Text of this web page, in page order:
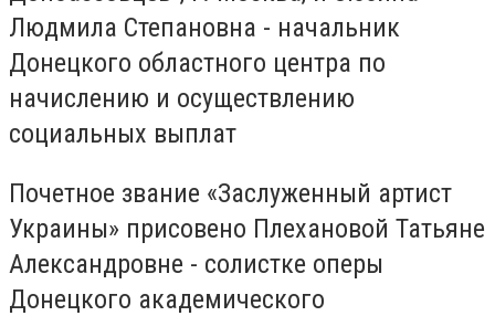
Людмила Степановна - начальник
Донецкого областного центра по
начислению и осуществлению
социальных выплат
Почетное звание «Заслуженный артист
Украины» присовено Плехановой Татьяне
Александровне - солистке оперы
Донецкого академического